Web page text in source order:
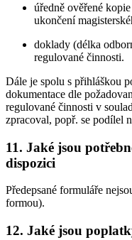
úředně ověřené
ukončení
doklady (délka
regulované činnosti.
Dále je spolu s přihláškou
dokumentace dle
regulované činnosti v
zpracoval, popř. se podílel
11. Jaké jsou
dispozici
Předepsané formuláře
formou).
12. Jaké jsou